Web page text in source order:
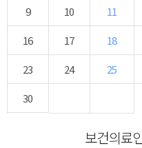
9
10 11
16 17 18
23
24 25
30
보건의료